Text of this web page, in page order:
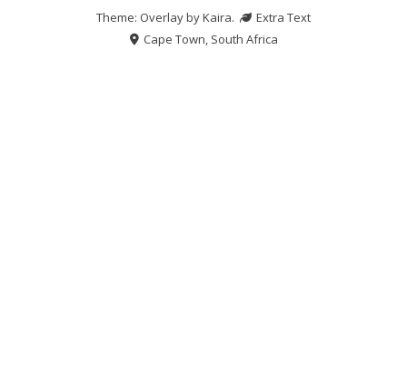
Theme: Overlay byKaira.
Extra Text
Cape Town, South Africa